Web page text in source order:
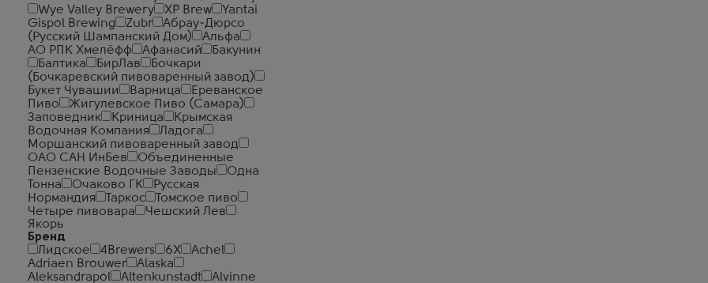
Wye Valley Brewery
XP Brew
Yantai
Gispol Brewing
Zubr
Абрау-Дюрсо
(Русский Шампанский Дом)
Альфа
АО РПК Хмелёфф
Афанасий
Бакунин
Балтика
БирЛав
Бочкари
(Бочкаревский пивоваренный завод)
Букет Чувашии
Варница
Ереванское
Пиво
Жигулевское Пиво (Самара)
Заповедник
Криница
Крымская
Водочная Компания
Ладога
Моршанский пивоваренный завод
ОАО САН ИнБев
Объединенные
Пензенские Водочные Заводы
Одна
Тонна
Очаково ГК
Русская
Нормандия
Таркос
Томское пиво
Четыре пивовара
Чешский Лев
Якорь
Бренд
Лидское
4Brewers 6X
Achel
Adriaen Brouwer
Alaska
Aleksandrapol
Altenkunstadt
Alvinne